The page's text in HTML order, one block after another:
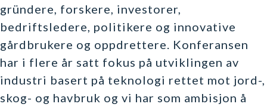
gründere, forskere, investorer,
bedriftsledere, politikere og innovative
gårdbrukere og oppdrettere. Konferansen
har i flere år satt fokus på utviklingen av
industri basert på teknologi rettet mot jord-,
skog- og havbruk og vi har som ambisjon å